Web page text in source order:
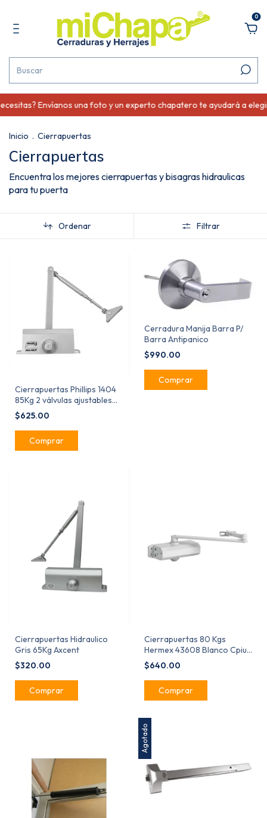
0
Envíanos una foto y un experto chapatero te ayudará a
Inicio . Cierrapuertas
Cierrapuertas
Encuentra los mejores cierrapuertas y bisagras hidraulicas
para tu puerta
Ordenar Filtrar
Cierrapuertas Phillips 1404
85Kg 2 válvulas ajustables
Alta calidad MX443
$625.00
Cerradura Manija Barra P/
Barra Antipanico
$990.00
Cierrapuertas Hidraulico
Gris 65Kg Axcent
$320.00
Cierrapuertas 80 Kgs
Hermex 43608 Blanco Cpiu-
B
$640.00
Agotado